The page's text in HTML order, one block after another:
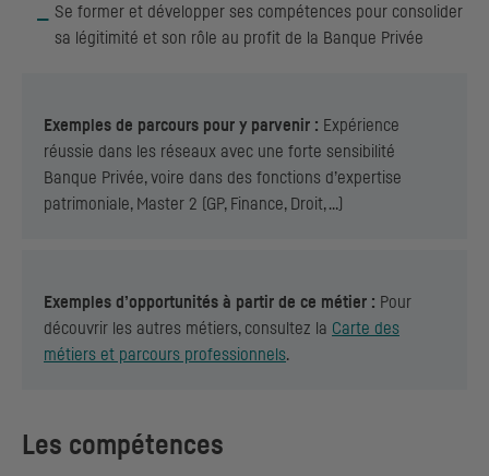
Se former et développer ses compétences pour consolider
sa légitimité et son rôle au profit de la Banque Privée
Exemples de parcours pour y parvenir : Expérience
réussie dans les réseaux avec une forte sensibilité
Banque Privée, voire dans des fonctions d’expertise
patrimoniale, Master 2 ( GP, Finance, Droit, …)
Exemples d’opportunités à partir de ce métier : Pour
découvrir les autres métiers, consultez la Carte des
métiers et parcours professionnels.
Les compétences